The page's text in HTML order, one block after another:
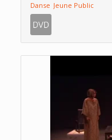
Danse Jeune Public